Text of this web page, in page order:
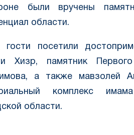
были вручены
области.
посетили
Хизр, памятник
а также мавзолей
комплекс имама
области.